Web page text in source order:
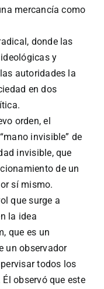
mercancía como
donde las
y
autoridades la
en dos
orden, el
invisible” de
invisible, que
de un
sí mismo.
que surge a
la idea
que es un
un observador
todos los
observó que este